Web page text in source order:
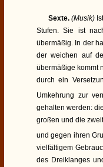
Sexte.(Musik)
Stufen. Sie ist
übermäßig. In der
der weichen auf
übermäßige kommt
durch ein
Umkehrung zur
gehalten werden:
großen und die
und gegen ihren
vielfältigem
des Dreiklanges